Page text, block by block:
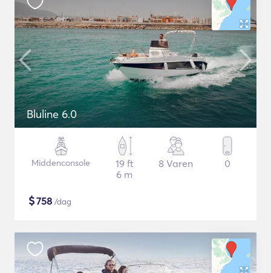
Bluline 6.0
Middenconsole
19 ft
6 m
8 Varen 0
$758 /dag